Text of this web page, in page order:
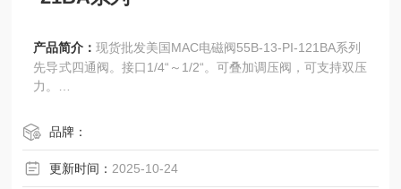
产品简介：现货批发美国MAC电磁阀55B-13-PI-121BA系列
先导式四通阀。接口1/4“～1/2“。可叠加调压阀，可支持双压
力。
品牌：
更新时间： 2025-10-24